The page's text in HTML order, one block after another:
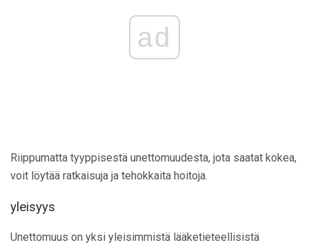
ad
Riippumatta tyyppisestä unettomuudesta, jota saatat kokea,
voit löytää ratkaisuja ja tehokkaita hoitoja.
yleisyys
Unettomuus on yksi yleisimmistä lääketieteellisistä